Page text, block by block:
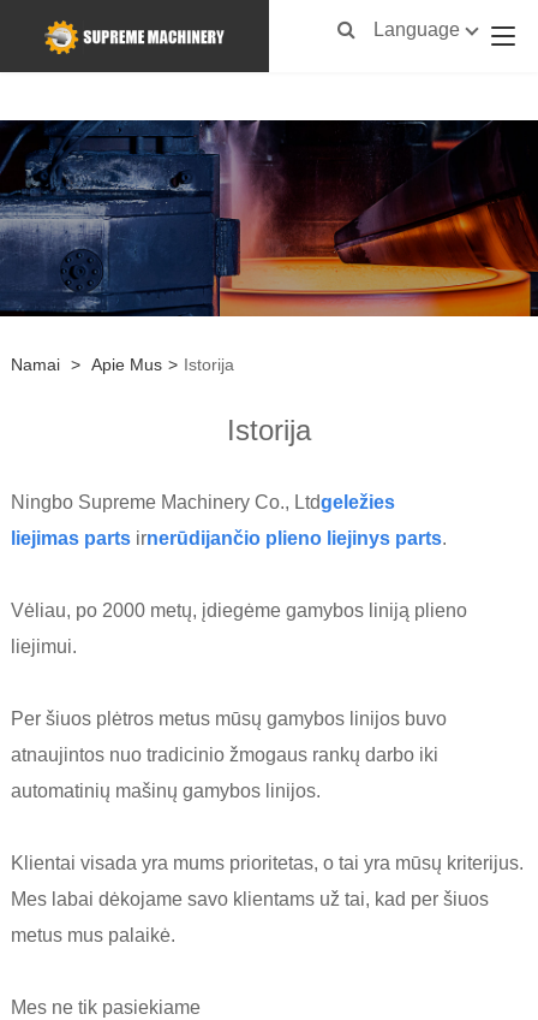
Language
Namai > Apie Mus > Istorija
Istorija
Ningbo Supreme Machinery Co., Ltdgeležies
liejimasparts irnerūdijančio plieno liejinysparts.
Vėliau, po 2000 metų, įdiegėme gamybos liniją plieno
liejimui.
Per šiuos plėtros metus mūsų gamybos linijos buvo
atnaujintos nuo tradicinio žmogaus rankų darbo iki
automatinių mašinų gamybos linijos.
Klientai visada yra mums prioritetas, o tai yra mūsų kriterijus.
Mes labai dėkojame savo klientams už tai, kad per šiuos
metus mus palaikė.
Mes ne tik pasiekiame